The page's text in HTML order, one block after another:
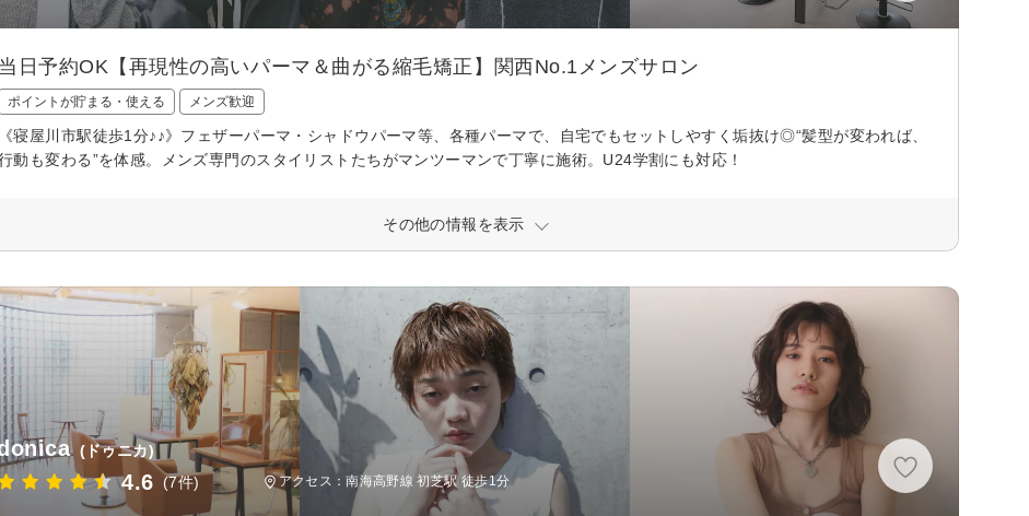
当日予約OK【再現性の高いパーマ＆曲がる縮毛矯正】関西No.1メンズサロン
ポイントが貯まる・使える メンズ歓迎
《寝屋川市駅徒歩1分♪♪》フェザーパーマ・シャドウパーマ等、各種パーマで、自宅でもセットしやすく垢抜け◎“髪型が変われば、
動も変わる”を体感。メンズ専門のスタイリストたちがマンツーマンで丁寧に施術。U24学割にも対応！
その他の情報を表示
(ドゥニカ)
4.6 (7件) アクセス：南海高野線 初芝駅 徒歩1分